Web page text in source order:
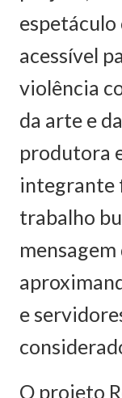
espetáculo
acessível
violência
da arte e
produtora
integrante
trabalho
e
O projeto